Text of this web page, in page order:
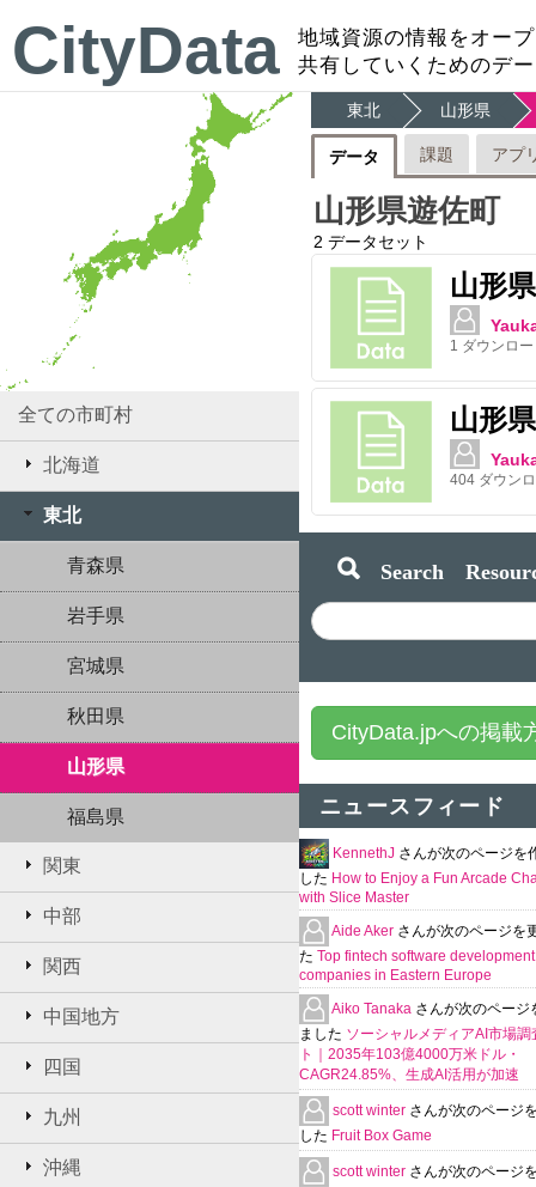
CityData
地域資源の情報をオー
共有していくためのデ
全ての市町村
北海道
東北
青森県
岩手県
宮城県
秋田県
山形県
福島県
関東
中部
関西
中国地方
四国
九州
沖縄
東北 山形県
データ 課題 アプ
山形県遊佐町
2 データセット
山形
1 ダウンロ
山形
404 ダウン
Search
CityData.jpへの掲載
ニュースフィード
KennethJ さんが次のページを
した How to Enjoy a Fun Arcade
with Slice Master
Aide Aker さんが次のページを
た Top fintech software development
companies in Eastern Europe
Aiko Tanaka さんが次のページ
ました ソーシャルメディアAI市場調
ト｜2035年103億4000万米ドル・
CAGR24.85%、生成AI活用が加速
scott winter さんが次のページ
した Fruit Box Game
scott winter さんが次のページ